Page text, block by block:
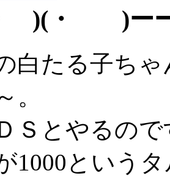
)(・ )ーー
白たる子ち
。
Ｓとやるの
1000という